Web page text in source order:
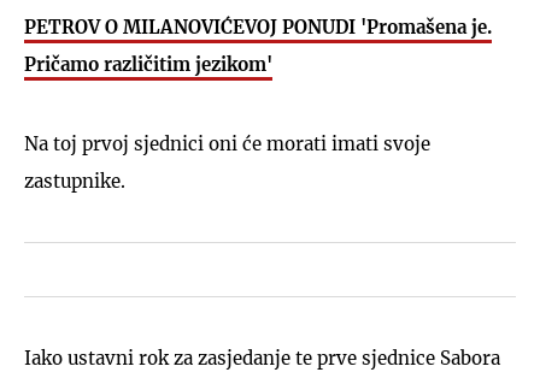
PETROV O MILANOVIĆEVOJ PONUDI 'Promašena je.
Pričamo različitim jezikom'
Na toj prvoj sjednici oni će morati imati svoje
zastupnike.
Iako ustavni rok za zasjedanje te prve sjednice Sabora